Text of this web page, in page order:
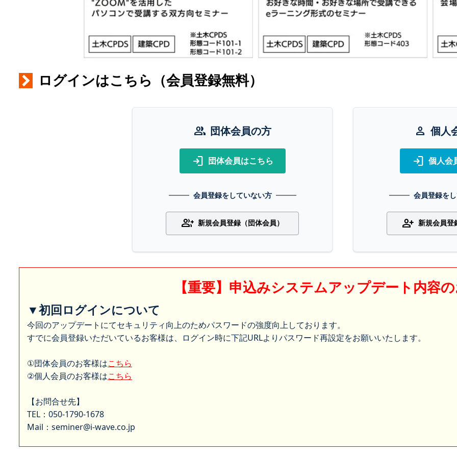
ログインはこちら（会員登録無料）
group 団体会員の方
login 団体会員はこちら
会員登録をしていない方
group_add 新規会員登録（団体会員）
person 個人
login 個人会
会員登録を
person_add 新規会員登
【重要】申込みシステムアップデート内容
▼初回ログインについて
今回のアップデートにてセキュリティ向上のためパスワードの強度向上しております。
すでに会員登録いただいているお客様は、ログイン時に下記URLよりパスワード再設定をお願いいたします。
①団体会員のお客様はこちら
②個人会員のお客様はこちら
【お問合せ先】
TEL：050-1790-1678
Mail：seminer@i-wave.co.jp